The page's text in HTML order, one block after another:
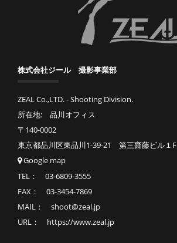
株式会社ジール 撮影事業部
ZEAL Co.,LTD. - Shooting Division.
所在地: 品川オフィス
〒140-0002
東京都品川区東品川1-39-21 第三齋藤ビル１F
Google map
TEL： 03-6809-3555
FAX： 03-3454-7869
MAIL： shoot@zeal.jp
URL： https://www.zeal.jp